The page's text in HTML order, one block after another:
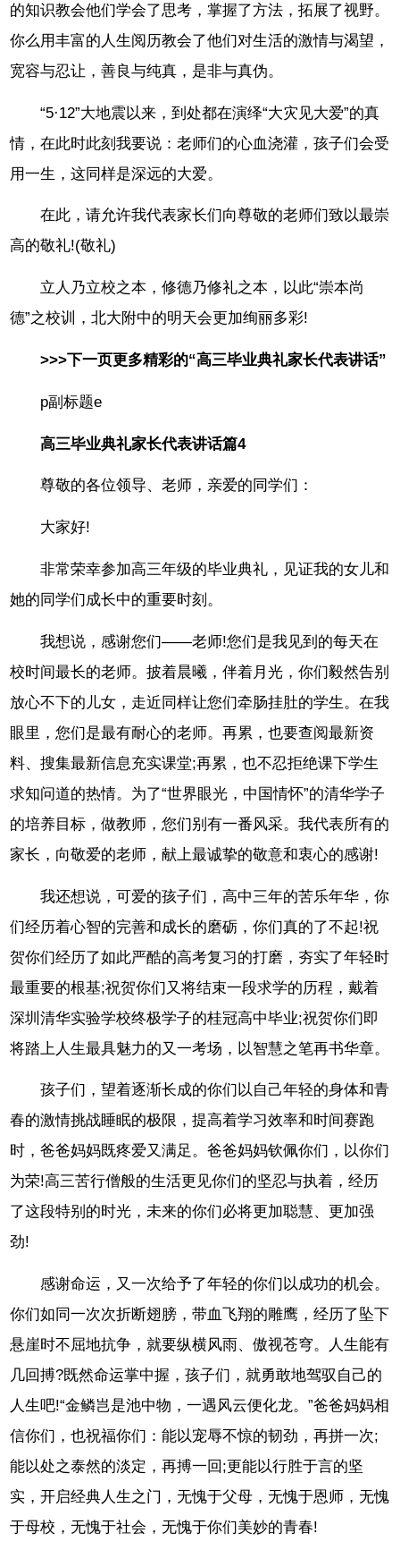
的知识教会他们学会了思考，掌握了方法，拓展了视野。
你么用丰富的人生阅历教会了他们对生活的激情与渴望，
宽容与忍让，善良与纯真，是非与真伪。
“5·12”大地震以来，到处都在演绎“大灾见大爱”的真
情，在此时此刻我要说：老师们的心血浇灌，孩子们会受
用一生，这同样是深远的大爱。
在此，请允许我代表家长们向尊敬的老师们致以最崇
高的敬礼!(敬礼)
立人乃立校之本，修德乃修礼之本，以此“崇本尚
德”之校训，北大附中的明天会更加绚丽多彩!
>>>下一页更多精彩的“高三毕业典礼家长代表讲话”
p副标题e
高三毕业典礼家长代表讲话篇4
尊敬的各位领导、老师，亲爱的同学们：
大家好!
非常荣幸参加高三年级的毕业典礼，见证我的女儿和
她的同学们成长中的重要时刻。
我想说，感谢您们——老师!您们是我见到的每天在
校时间最长的老师。披着晨曦，伴着月光，你们毅然告别
放心不下的儿女，走近同样让您们牵肠挂肚的学生。在我
眼里，您们是最有耐心的老师。再累，也要查阅最新资
料、搜集最新信息充实课堂;再累，也不忍拒绝课下学生
求知问道的热情。为了“世界眼光，中国情怀”的清华学子
的培养目标，做教师，您们别有一番风采。我代表所有的
家长，向敬爱的老师，献上最诚挚的敬意和衷心的感谢!
我还想说，可爱的孩子们，高中三年的苦乐年华，你
们经历着心智的完善和成长的磨砺，你们真的了不起!祝
贺你们经历了如此严酷的高考复习的打磨，夯实了年轻时
最重要的根基;祝贺你们又将结束一段求学的历程，戴着
深圳清华实验学校终极学子的桂冠高中毕业;祝贺你们即
将踏上人生最具魅力的又一考场，以智慧之笔再书华章。
孩子们，望着逐渐长成的你们以自己年轻的身体和青
春的激情挑战睡眠的极限，提高着学习效率和时间赛跑
时，爸爸妈妈既疼爱又满足。爸爸妈妈钦佩你们，以你们
为荣!高三苦行僧般的生活更见你们的坚忍与执着，经历
了这段特别的时光，未来的你们必将更加聪慧、更加强
劲!
感谢命运，又一次给予了年轻的你们以成功的机会。
你们如同一次次折断翅膀，带血飞翔的雕鹰，经历了坠下
悬崖时不屈地抗争，就要纵横风雨、傲视苍穹。人生能有
几回搏?既然命运掌中握，孩子们，就勇敢地驾驭自己的
人生吧!“金鳞岂是池中物，一遇风云便化龙。”爸爸妈妈相
信你们，也祝福你们：能以宠辱不惊的韧劲，再拼一次;
能以处之泰然的淡定，再搏一回;更能以行胜于言的坚
实，开启经典人生之门，无愧于父母，无愧于恩师，无愧
于母校，无愧于社会，无愧于你们美妙的青春!